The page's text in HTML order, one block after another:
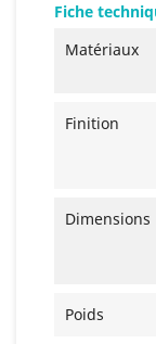
Fiche
Matériaux
Finition
Dimensions
Poids